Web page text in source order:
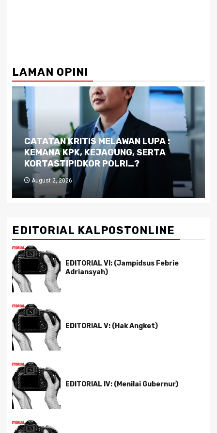
LAMAN OPINI
Dilema Kaltim di Tengah Krisis:
Kutukan Sumber Daya Alam dan
Pemimpin yang Tak Kreatif
July 29, 2026
EDITORIAL KALPOSTONLINE
EDITORIAL VI: (Jampidsus Febrie
Adriansyah)
EDITORIAL V: (Hak Angket)
EDITORIAL IV: (Menilai Gubernur)